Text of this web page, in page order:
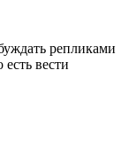
репликами
вести